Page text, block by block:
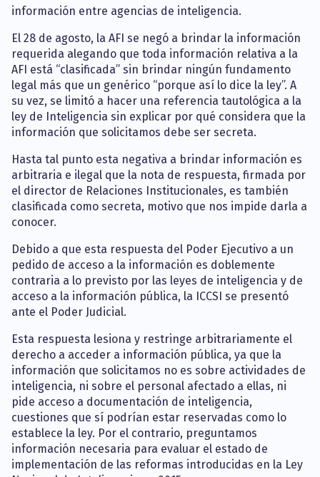
información entre agencias de inteligencia.
El 28 de agosto, la AFI se negó a brindar la información
requerida alegando que toda información relativa a la
AFI está “clasificada” sin brindar ningún fundamento
legal más que un genérico “porque así lo dice la ley”. A
su vez, se limitó a hacer una referencia tautológica a la
ley de Inteligencia sin explicar por qué considera que la
información que solicitamos debe ser secreta.
Hasta tal punto esta negativa a brindar información es
arbitraria e ilegal que la nota de respuesta, firmada por
el director de Relaciones Institucionales, es también
clasificada como secreta, motivo que nos impide darla a
conocer.
Debido a que esta respuesta del Poder Ejecutivo a un
pedido de acceso a la información es doblemente
contraria a lo previsto por las leyes de inteligencia y de
acceso a la información pública, la ICCSI se presentó
ante el Poder Judicial.
Esta respuesta lesiona y restringe arbitrariamente el
derecho a acceder a información pública, ya que la
información que solicitamos no es sobre actividades de
inteligencia, ni sobre el personal afectado a ellas, ni
pide acceso a documentación de inteligencia,
cuestiones que sí podrían estar reservadas como lo
establece la ley. Por el contrario, preguntamos
información necesaria para evaluar el estado de
implementación de las reformas introducidas en la Ley